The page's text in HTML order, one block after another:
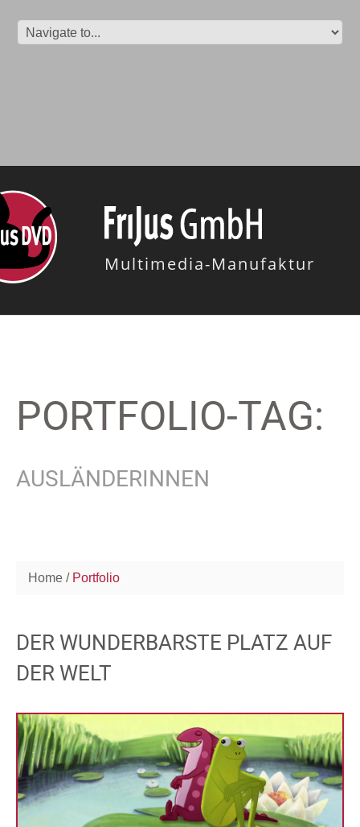
Multimedia-Manufaktur
PORTFOLIO-TAG:
AUSLÄNDERINNEN
Home Portfolio
DER WUNDERBARSTE PLATZ AUF
DER WELT